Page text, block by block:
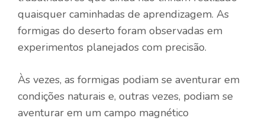
quaisquer caminhadas de aprendizagem. As
formigas do deserto foram observadas em
experimentos planejados com precisão.
Às vezes, as formigas podiam se aventurar em
condições naturais e, outras vezes, podiam se
aventurar em um campo magnético